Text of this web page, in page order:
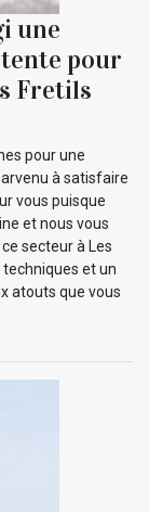
une
pour
Fretils
pour une
à satisfaire
vous puisque
et nous vous
secteur à Les
et un
atouts que vous